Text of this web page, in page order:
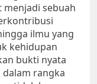
menjadi sebuah
ilmu yang
kehidupan
bukti nyata
dalam rangka